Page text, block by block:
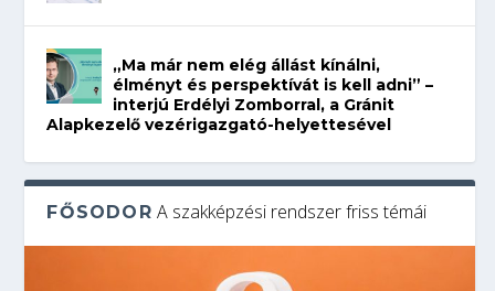
„Ma már nem elég állást kínálni,
élményt és perspektívát is kell adni” –
interjú Erdélyi Zomborral, a Gránit
Alapkezelő vezérigazgató-helyettesével
FŐSODOR A szakképzési rendszer friss témái